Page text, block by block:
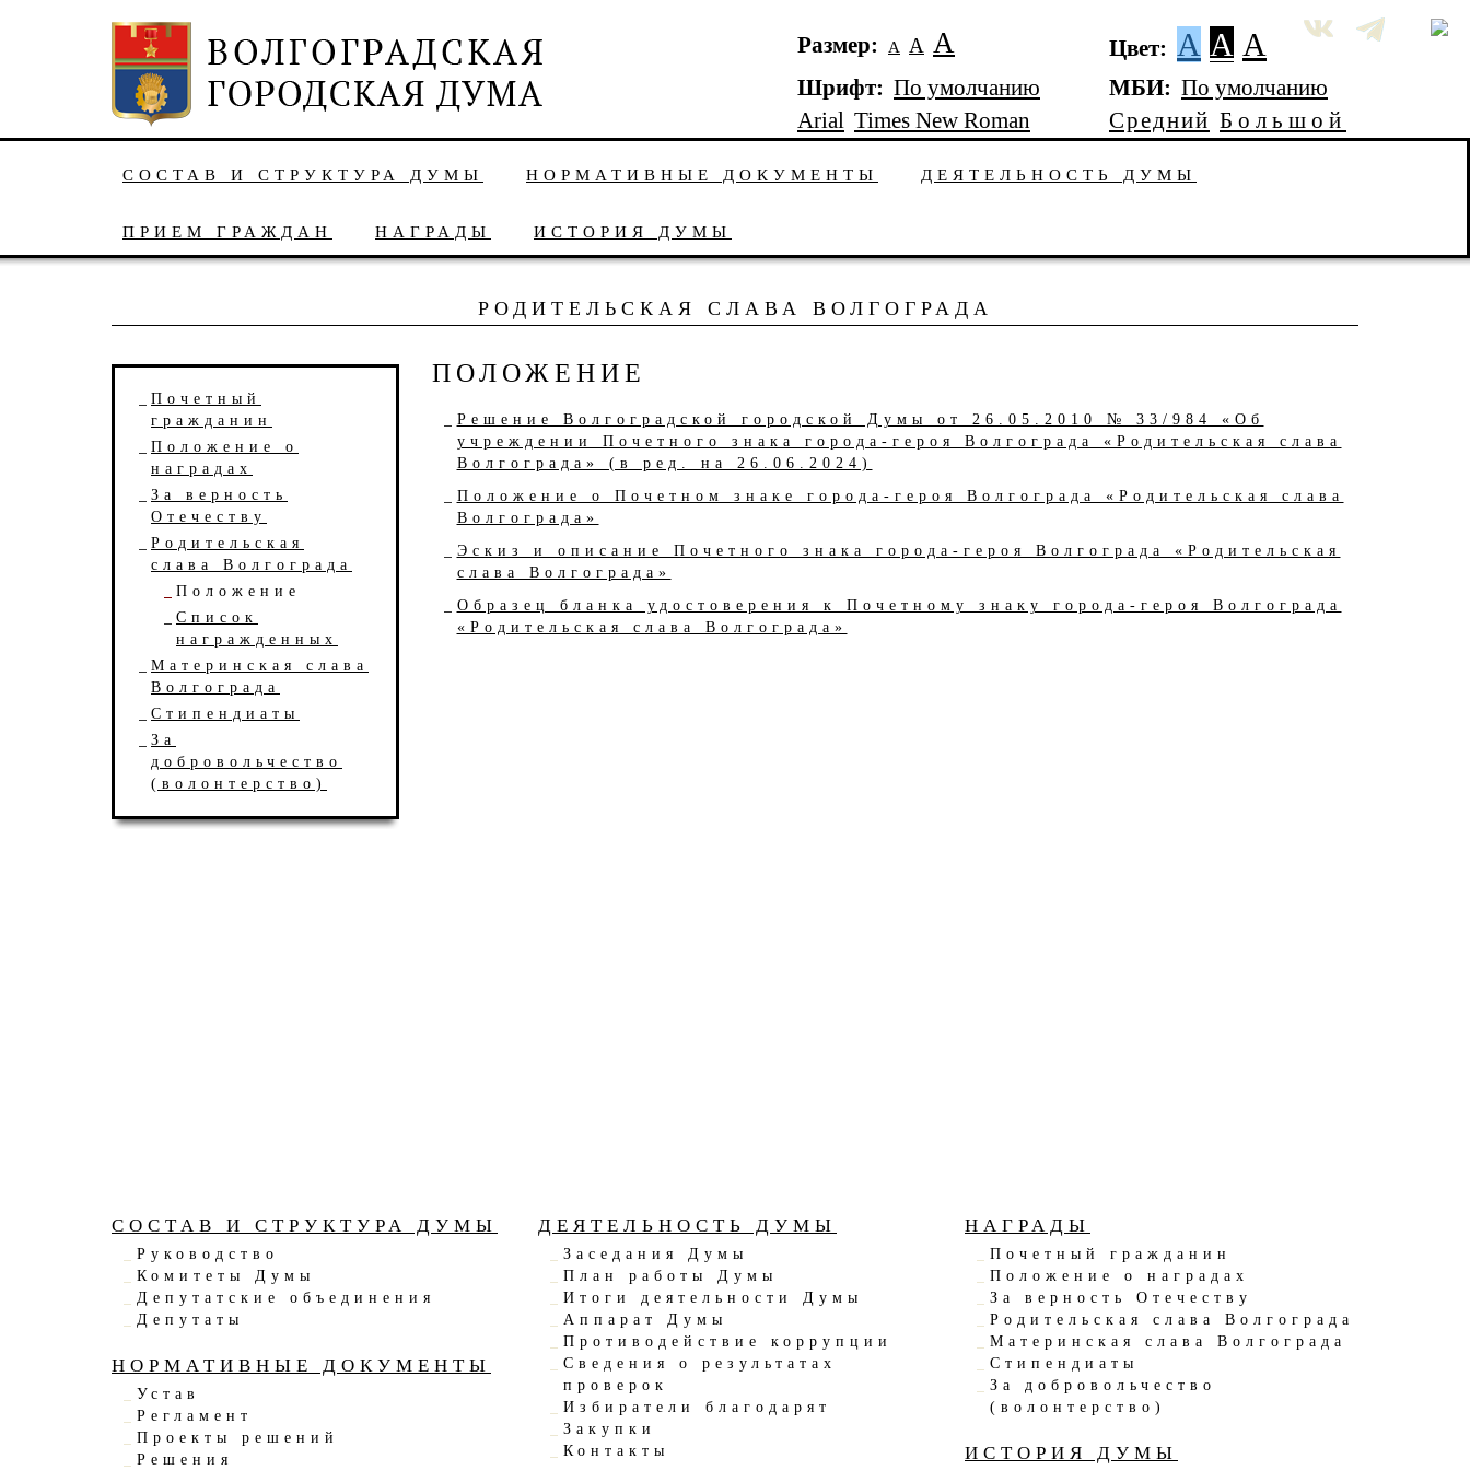
Размер: А А А Цвет: A A A
Шрифт: По умолчанию
Arial Times New Roman
МБИ: По умолчанию
Средний Большой
СОСТАВ И СТРУКТУРА ДУМЫ НОРМАТИВНЫЕ ДОКУМЕНТЫ ДЕЯТЕЛЬНОСТЬ ДУМЫ
ПРИЕМ ГРАЖДАН НАГРАДЫ ИСТОРИЯ ДУМЫ
РОДИТЕЛЬСКАЯ СЛАВА ВОЛГОГРАДА
Почетный
гражданин
Положение о
наградах
За верность
Отечеству
Родительская
слава Волгограда
Положение
Список
награжденных
Материнская слава
Волгограда
Стипендиаты
За
добровольчество
(волонтерство)
ПОЛОЖЕНИЕ
Решение Волгоградской городской Думы от 26.05.2010 № 33/984 «Об
учреждении Почетного знака города-героя Волгограда «Родительская слава
Волгограда» (в ред. на 26.06.2024)
Положение о Почетном знаке города-героя Волгограда «Родительская слава
Волгограда»
Эскиз и описание Почетного знака города-героя Волгограда «Родительская
слава Волгограда»
Образец бланка удостоверения к Почетному знаку города-героя Волгограда
«Родительская слава Волгограда»
СОСТАВ И СТРУКТУРА ДУМЫ
Руководство
Комитеты Думы
Депутатские объединения
Депутаты
НОРМАТИВНЫЕ ДОКУМЕНТЫ
Устав
Регламент
Проекты решений
Решения
ДЕЯТЕЛЬНОСТЬ ДУМЫ
Заседания Думы
План работы Думы
Итоги деятельности Думы
Аппарат Думы
Противодействие коррупции
Сведения о результатах
проверок
Избиратели благодарят
Закупки
Контакты
НАГРАДЫ
Почетный гражданин
Положение о наградах
За верность Отечеству
Родительская слава Волгограда
Материнская слава Волгограда
Стипендиаты
За добровольчество
(волонтерство)
ИСТОРИЯ ДУМЫ